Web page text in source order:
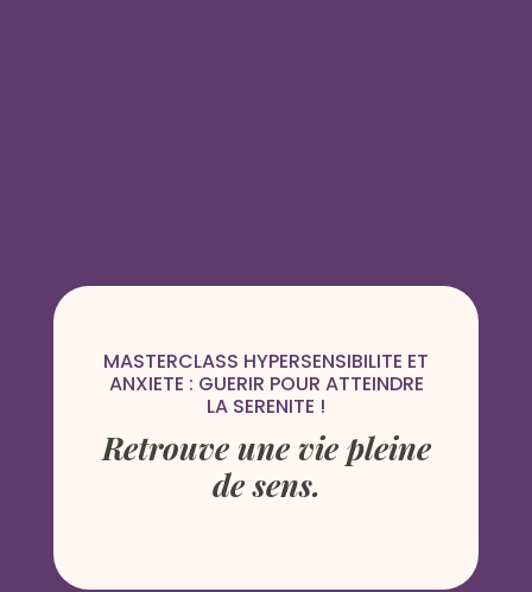
MASTERCLASS HYPERSENSIBILITE ET
ANXIETE : GUERIR POUR ATTEINDRE
LA SERENITE !
Retrouve une vie pleine
de sens.